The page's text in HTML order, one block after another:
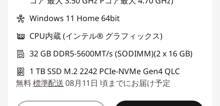
Windows 11 Home 64bit
CPU内蔵 (インテル® グラフィックス)
32 GB DDR5-5600MT/s (SODIMM)(2 x 16 GB)
1 TB SSD M.2 2242 PCIe-NVMe Gen4 QLC
無料標準配送08月11日 頃までにお届け予定